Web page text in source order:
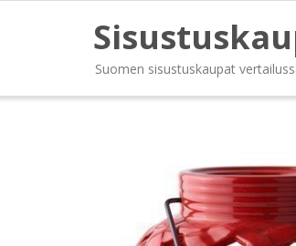
Suomen sisustuskaupat